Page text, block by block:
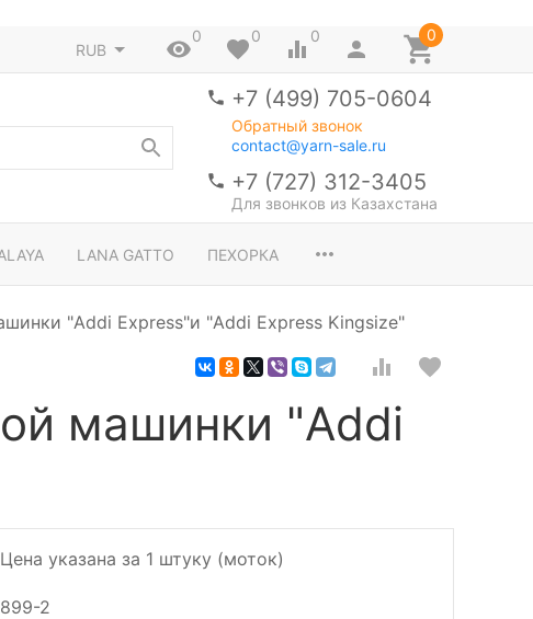
RUB
0 0 0 0
+7 (499) 705-0604
Обратный звонок
contact@yarn-sale.ru
+7 (727) 312-3405
Для звонков из Казахстана
LANA GATTO ПЕХОРКА
"Addi Express"и "Addi Express Kingsize"
машинки "Addi
Цена указана за 1 штуку (моток)
899-2